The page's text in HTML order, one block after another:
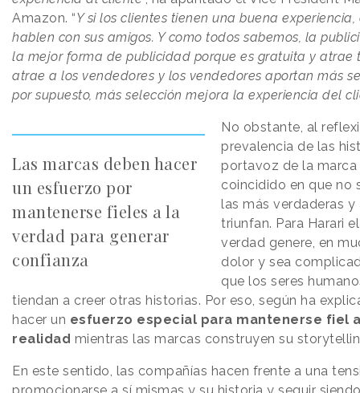
Amazon. “Y si los clientes tienen una buena
hablen con sus amigos. Y como todos sabemos, la
la mejor forma de publicidad porque es gratuita y atrae
atrae a los vendedores y los vendedores aportan más
por supuesto, más selección mejora la experiencia del
Las marcas deben hacer
un esfuerzo por
mantenerse fieles a la
verdad para generar
confianza
No obstante, al
prevalencia de las
portavoz de la
coincidido en que no
las más verdaderas
triunfan. Para Harari
verdad genere, en
dolor y sea
que los seres
tiendan a creer otras historias. Por eso, según ha
hacer un esfuerzo especial para mantenerse fiel
realidad mientras las marcas construyen su
En este sentido, las compañías hacen frente a una